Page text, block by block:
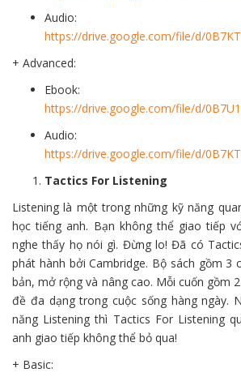
Audio:
https://drive.google.com/file/d/
+ Advanced:
Ebook:
https://drive.google.com/file/d/
Audio:
https://drive.google.com/file/d/
Tactics For Listening
Listening là một trong những kỹ năng
học tiếng anh. Bạn không thể giao tiếp
nghe thấy họ nói gì. Đừng lo! Đã có
phát hành bởi Cambridge. Bộ sách gồm 3
bản, mở rộng và nâng cao. Mỗi cuốn gồm
đề đa dạng trong cuộc sống hàng ngày.
năng Listening thì Tactics For Listening
anh giao tiếp không thể bỏ qua!
+ Basic: